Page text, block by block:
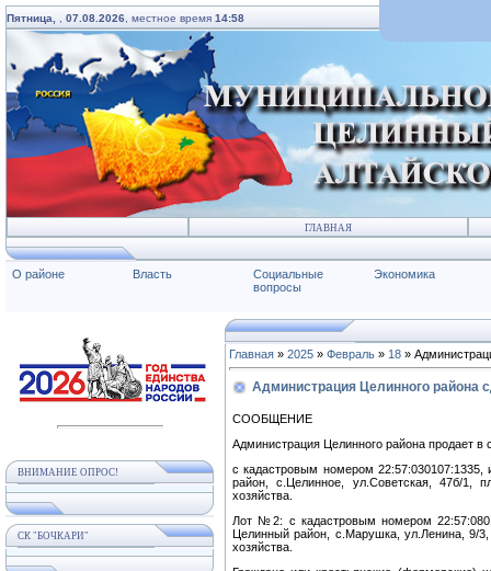
Пятница, 07.08.2026 , местное время 14:58
ГЛАВНАЯ
О районе Власть
Социальные
вопросы
Экономика
ВНИМАНИЕ ОПРОС!
СК "БОЧКАРИ"
Главная » 2025 » Февраль » 18 »
Администрация Целинного района
СООБЩЕНИЕ
Администрация Целинного района продает
с кадастровым номером 22:57:030107:1335,
район, с.Целинное, ул.Советская, 47б/1,
хозяйства.
Лот №2: с кадастровым номером
Целинный район, с.Марушка, ул.Ленина, 9/
хозяйства.